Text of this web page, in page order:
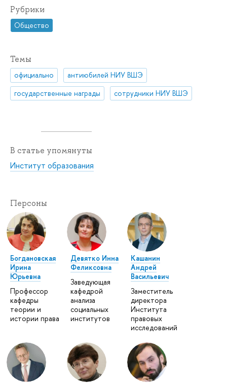
Рубрики
Общество
Темы
официально
антиюбилей НИУ ВШЭ
государственные награды
сотрудники НИУ ВШЭ
В статье упомянуты
Институт образования
Персоны
Богдановская
Ирина
Юрьевна
Профессор
кафедры
теории и
истории права
Девятко Инна
Феликсовна
Заведующая
кафедрой
анализа
социальных
институтов
Кашанин
Андрей
Васильевич
Заместитель
директора
Института
правовых
исследований